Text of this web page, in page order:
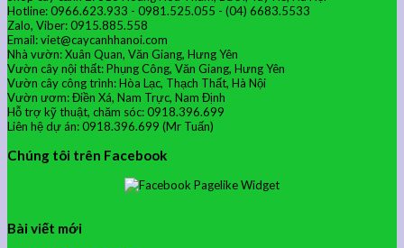
Hotline: 0966.623.933 - 0981.525.055 - (04) 6683.5533
Zalo, Viber: 0915.885.558
Email: viet@caycanhhanoi.com
Nhà vườn: Xuân Quan, Văn Giang, Hưng Yên
Vườn cây nội thất: Phụng Công, Văn Giang, Hưng Yên
Vườn cây công trình: Hòa Lạc, Thạch Thất, Hà Nội
Vườn ươm: Điền Xá, Nam Trực, Nam Định
Hỗ trợ kỹ thuật, chăm sóc: 0918.396.699
Liên hệ dự án: 0918.396.699 (Mr Tuấn)
Chúng tôi trên Facebook
Bài viết mới